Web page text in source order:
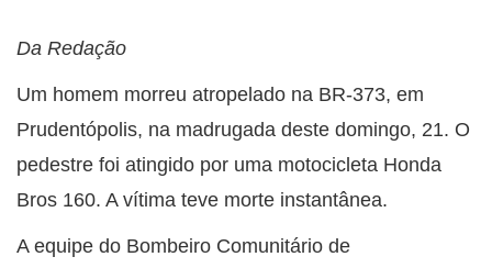
Da Redação
Um homem morreu atropelado na BR-373, em
Prudentópolis, na madrugada deste domingo, 21. O
pedestre foi atingido por uma motocicleta Honda
Bros 160. A vítima teve morte instantânea.
A equipe do Bombeiro Comunitário de